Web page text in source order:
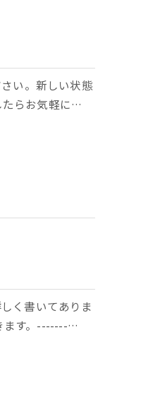
い。新しい状態
たらお気軽に…
く書いてありま
ます。-------…